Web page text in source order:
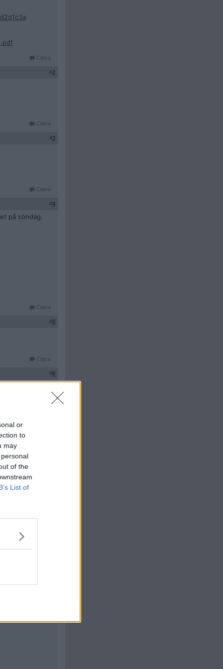
or
to
may
of the
List of
Citera
#2
Citera
#3
Citera
#4
på söndag.
Citera
#5
Citera
#6